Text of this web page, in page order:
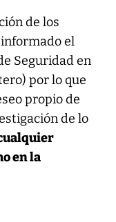
de los
el
Seguridad en
por lo que
propio de
de lo
en la